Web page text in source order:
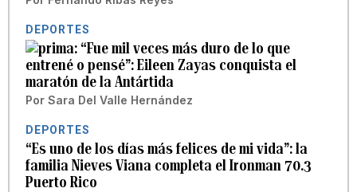
DEPORTES
“Fue mil veces más duro de lo que
entrené o pensé”: Eileen Zayas conquista el
maratón de la Antártida
Por Sara Del Valle Hernández
DEPORTES
“Es uno de los días más felices de mi vida”: la
familia Nieves Viana completa el Ironman 70.3
Puerto Rico